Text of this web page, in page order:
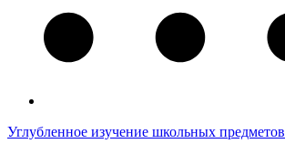
Углубленное изучение школьных предметов